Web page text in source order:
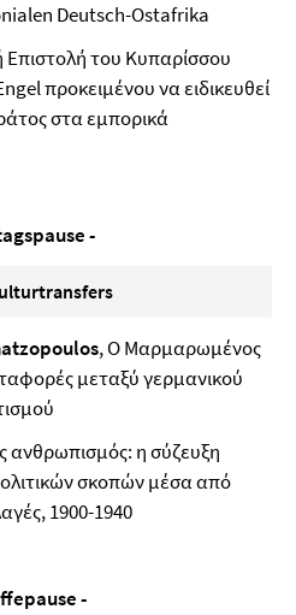
Deutsch-Ostafrika
Επιστολή του Κυπαρίσσου
προκειμένου να ειδικευθεί
στα εμπορικά
-
, Ο Μαρμαρωμένος
μεταξύ γερμανικού
ανθρωπισμός: η σύζευξη
σκοπών μέσα από
1900-1940
-